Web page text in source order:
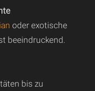
oder exotische
beeindruckend.
bis zu